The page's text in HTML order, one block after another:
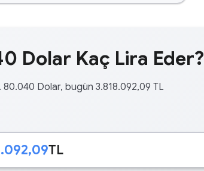
Dolar Kaç Lira Eder?
Dolar, bugün 3.818.092,09 TL
TL